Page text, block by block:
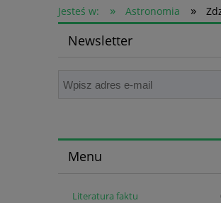
Skup książek
Jesteś w: » Astronomia »
Newsletter
Menu
Literatura faktu